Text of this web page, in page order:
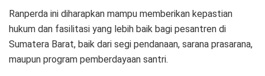
Ranperda ini diharapkan mampu memberikan kepastian
hukum dan fasilitasi yang lebih baik bagi pesantren di
Sumatera Barat, baik dari segi pendanaan, sarana prasarana,
maupun program pemberdayaan santri.